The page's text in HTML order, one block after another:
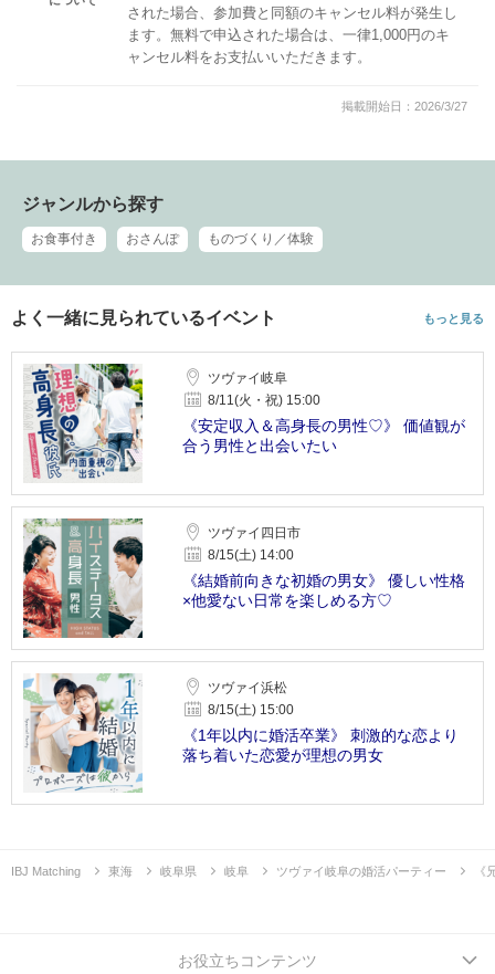
された場合、参加費と同額のキャンセル料が発生し
ます。無料で申込された場合は、一律1,000円のキ
ャンセル料をお支払いいただきます。
掲載開始日：2026/3/27
ジャンルから探す
お食事付き おさんぽ ものづくり／体験
よく一緒に見られているイベント もっと見る
ツヴァイ岐阜
8/11(火・祝) 15:00
《安定収入＆高身長の男性♡》 価値観が
合う男性と出会いたい
ツヴァイ四日市
8/15(土) 14:00
《結婚前向きな初婚の男女》 優しい性格
×他愛ない日常を楽しめる方♡
ツヴァイ浜松
8/15(土) 15:00
《1年以内に婚活卒業》 刺激的な恋より
落ち着いた恋愛が理想の男女
IBJ Matching 東海 岐阜県 岐阜 ツヴァイ岐阜の婚活パーティー 《
お役立ちコンテンツ